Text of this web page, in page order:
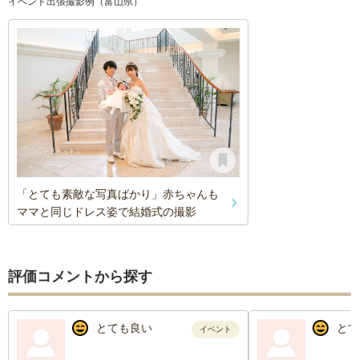
「とても素敵な写真ばかり」赤ちゃんも
ママと同じドレス姿で結婚式の撮影
評価コメントから探す
とても良い イベント と